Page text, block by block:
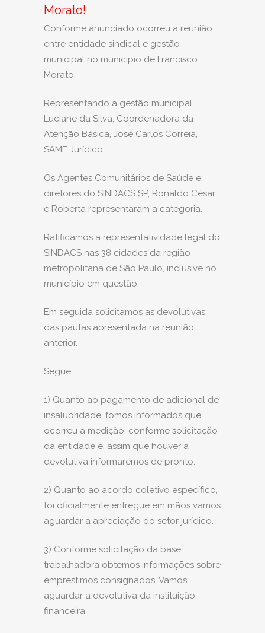
Morato!
Conforme anunciado ocorreu a reunião
entre entidade sindical e gestão
municipal no município de Francisco
Morato.
Representando a gestão municipal,
Luciane da Silva, Coordenadora da
Atenção Básica, José Carlos Correia,
SAME Jurídico.
Os Agentes Comunitários de Saúde e
diretores do SINDACS SP, Ronaldo César
e Roberta representaram a categoria.
Ratificamos a representatividade legal do
SINDACS nas 38 cidades da região
metropolitana de São Paulo, inclusive no
município em questão.
Em seguida solicitamos as devolutivas
das pautas apresentada na reunião
anterior.
Segue:
1) Quanto ao pagamento de adicional de
insalubridade, fomos informados que
ocorreu a medição, conforme solicitação
da entidade e, assim que houver a
devolutiva informaremos de pronto.
2) Quanto ao acordo coletivo específico,
foi oficialmente entregue em mãos vamos
aguardar a apreciação do setor jurídico.
3) Conforme solicitação da base
trabalhadora obtemos informações sobre
empréstimos consignados. Vamos
aguardar a devolutiva da instituição
financeira.